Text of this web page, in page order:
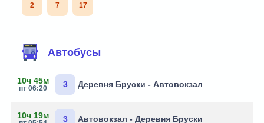
2 7 17
Автобусы
10ч 45м
пт 06:20 3 Деревня Бруски - Автовокзал
10ч 19м 3 Автовокзал - Деревня Бруски